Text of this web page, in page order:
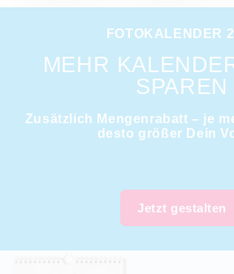
FOTOKALENDER
MEHR
SPAREN
Zusätzlich Mengenrabatt – je
desto größer Dein
Jetzt gestalten